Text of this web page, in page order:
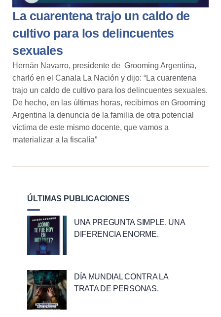
La cuarentena trajo un caldo de
cultivo para los delincuentes
sexuales
Hernán Navarro, presidente de Grooming Argentina,
charló en el Canala La Nación y dijo: “La cuarentena
trajo un caldo de cultivo para los delincuentes sexuales.
De hecho, en las últimas horas, recibimos en Grooming
Argentina la denuncia de la familia de otra potencial
víctima de este mismo docente, que vamos a
materializar a la fiscalía”
ÚLTIMAS PUBLICACIONES
UNA PREGUNTA SIMPLE. UNA
DIFERENCIA ENORME.
DÍA MUNDIAL CONTRA LA
TRATA DE PERSONAS.